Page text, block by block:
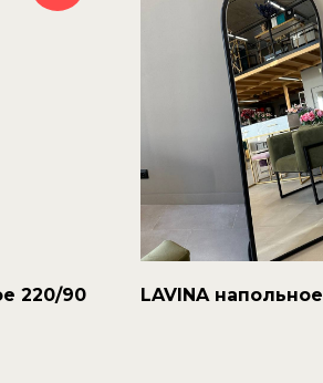
220/90
LAVINA напольное